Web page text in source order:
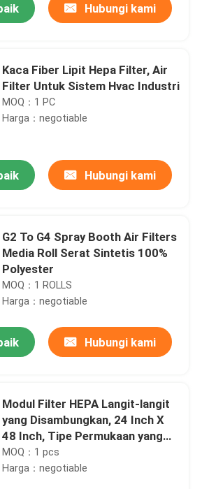
Hubungi kami
Kaca Fiber Lipit Hepa Filter, Air
Filter Untuk Sistem Hvac Industri
MOQ：1 PC
Harga：negotiable
Hubungi kami
G2 To G4 Spray Booth Air Filters
Media Roll Serat Sintetis 100%
Polyester
MOQ：1 ROLLS
Harga：negotiable
Hubungi kami
Modul Filter HEPA Langit-langit
yang Disambungkan, 24 Inch X
48 Inch, Tipe Permukaan yang
Bisa Dilalui
MOQ：1 pcs
Harga：negotiable